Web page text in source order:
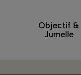
Objectif &
Jumelle